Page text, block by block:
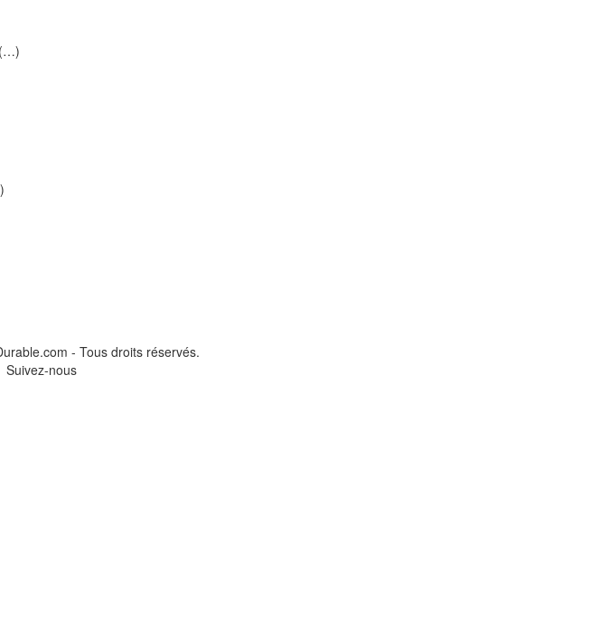
- Tous droits réservés.
Suivez-nous